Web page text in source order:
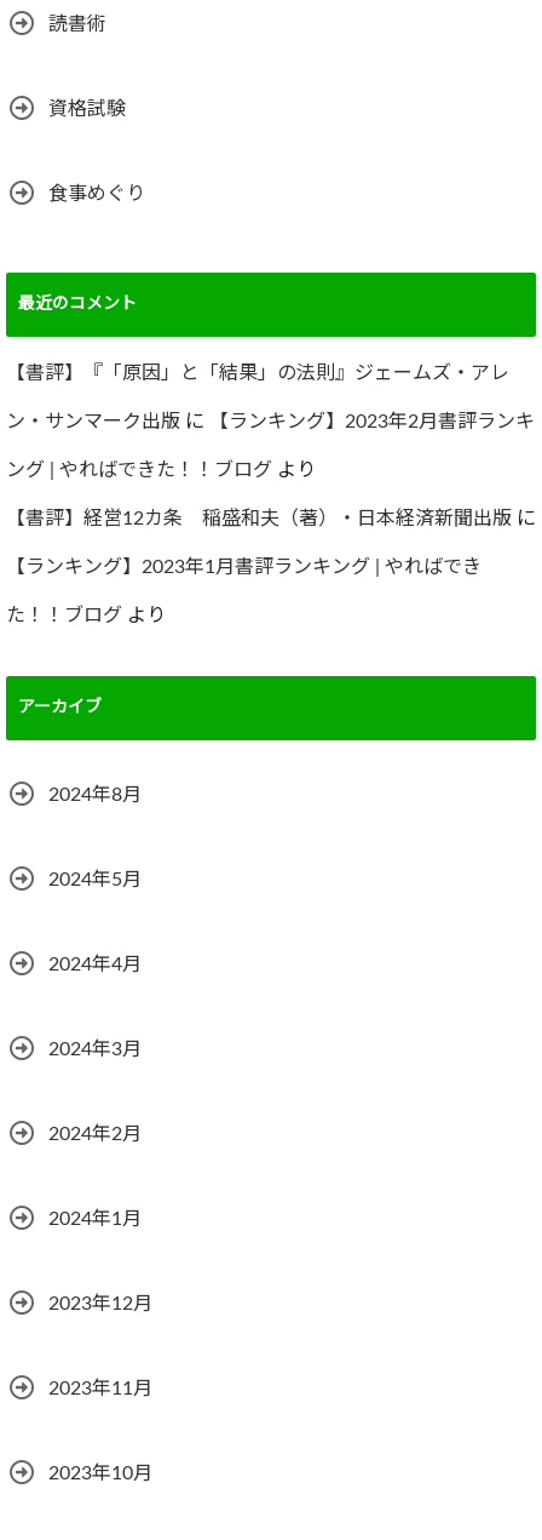
読書術
資格試験
食事めぐり
最近のコメント
【書評】『「原因」と「結果」の法則』ジェームズ・アレ
ン・サンマーク出版 に 【ランキング】2023年2月書評ランキ
ング | やればできた！！ブログ より
【書評】経営12カ条 稲盛和夫（著）・日本経済新聞出版 に
【ランキング】2023年1月書評ランキング | やればでき
た！！ブログ より
アーカイブ
2024年8月
2024年5月
2024年4月
2024年3月
2024年2月
2024年1月
2023年12月
2023年11月
2023年10月